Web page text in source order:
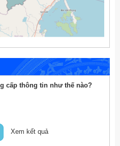
cấp thông tin như thế nào?
Xem kết quả